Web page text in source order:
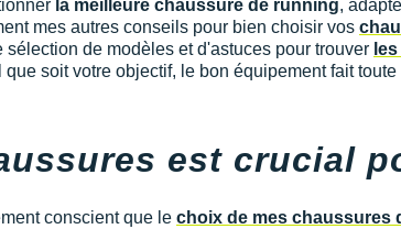
la meilleure chaussure de running,
mes autres conseils pour bien choisir vos
sélection de modèles et d'astuces pour trouver
soit votre objectif, le bon équipement fait
est crucial
conscient que le choix de mes chaussures